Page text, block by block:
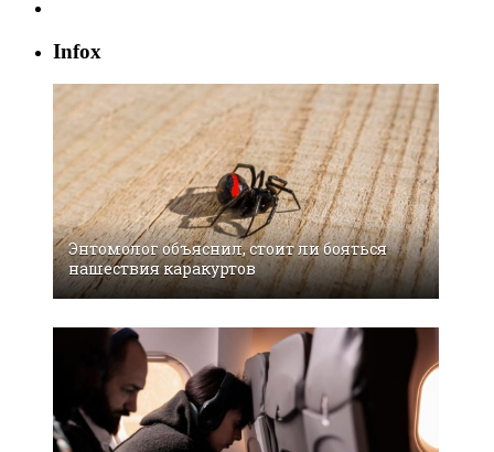
Infox
Энтомолог объяснил, стоит ли бояться
нашествия каракуртов